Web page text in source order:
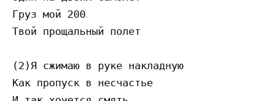
Груз мой 200
Твой прощальный полет
(2)Я сжимаю в руке накладную
Как пропуск в несчастье